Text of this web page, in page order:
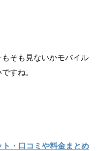
そも見ないかモバイル
すね。
・口コミや料金まとめ